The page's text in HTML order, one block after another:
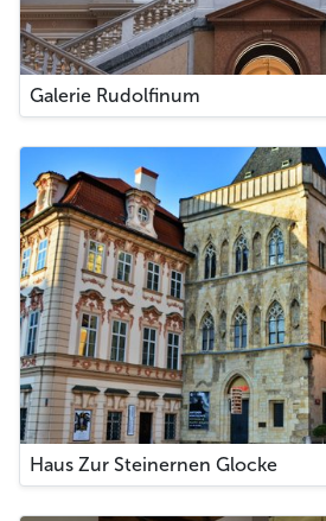
Galerie Rudolfinum
Haus Zur Steinernen Glocke